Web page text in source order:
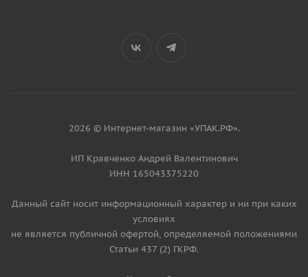
2026 © Интернет-магазин «УПАК.РФ».
ИП Кравченко Андрей Валентинович
ИНН 165043375220
Данный сайт носит информационный характер и ни при каких
условиях
не является публичной офертой, определяемой положениями
Статьи 437 (2) ГКРФ.